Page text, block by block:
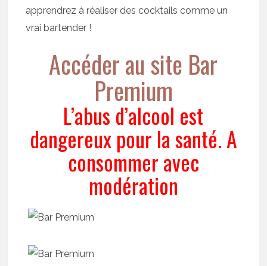
apprendrez à réaliser des cocktails comme un
vrai bartender !
Accéder au site Bar
Premium
L’abus d’alcool est
dangereux pour la santé. A
consommer avec
modération